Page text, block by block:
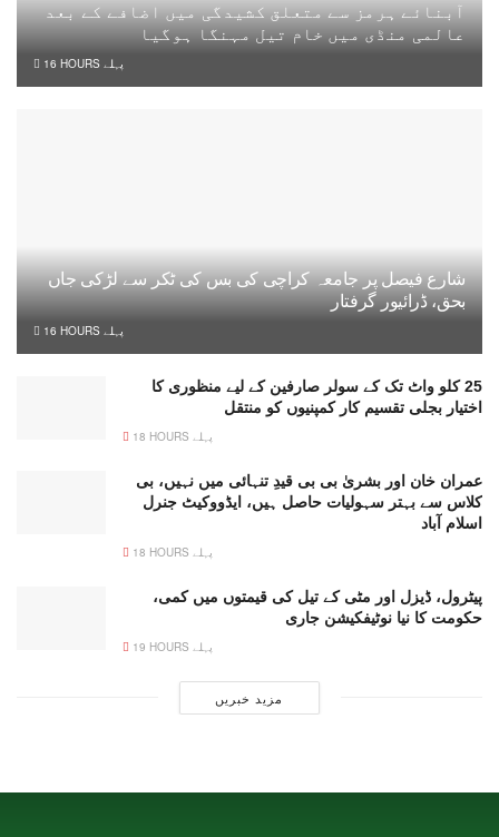
آبنائے ہرمز سے متعلق کشیدگی میں اضافے کے بعد
عالمی منڈی میں خام تیل مہنگا ہوگیا
16 HOURS پہلے
شارع فیصل پر جامعہ کراچی کی بس کی ٹکر سے لڑکی جاں
بحق، ڈرائیور گرفتار
16 HOURS پہلے
25 کلو واٹ تک کے سولر صارفین کے لیے منظوری کا
اختیار بجلی تقسیم کار کمپنیوں کو منتقل
18 HOURS پہلے
عمران خان اور بشریٰ بی بی قیدِ تنہائی میں نہیں، بی
کلاس سے بہتر سہولیات حاصل ہیں، ایڈووکیٹ جنرل
اسلام آباد
18 HOURS پہلے
پیٹرول، ڈیزل اور مٹی کے تیل کی قیمتوں میں کمی،
حکومت کا نیا نوٹیفکیشن جاری
19 HOURS پہلے
مزید خبریں